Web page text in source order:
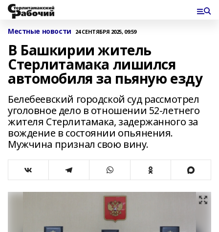
Местные новости 24 СЕНТЯБРЯ 2025, 09:59
В Башкирии житель
Стерлитамака лишился
автомобиля за пьяную езду
Белебеевский городской суд рассмотрел
уголовное дело в отношении 52-летнего
жителя Стерлитамака, задержанного за
вождение в состоянии опьянения.
Мужчина признал свою вину.